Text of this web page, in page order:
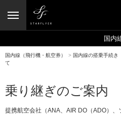
国内線（飛行機・航空券） > 国内線の搭乗手続き
て
乗り継ぎのご案内
提携航空会社（ANA、AIR DO（ADO）
国内